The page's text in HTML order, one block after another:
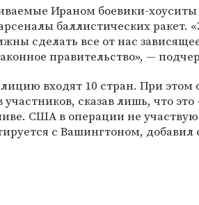
Ираном боевики-хоуситы
баллистических ракет.
сделать все от нас
правительство», —
входят 10 стран. При этом
сказав лишь, что
США в операции не
с Вашингтоном, добавил